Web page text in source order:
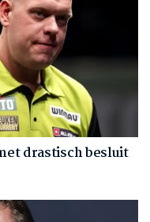
drastisch besluit